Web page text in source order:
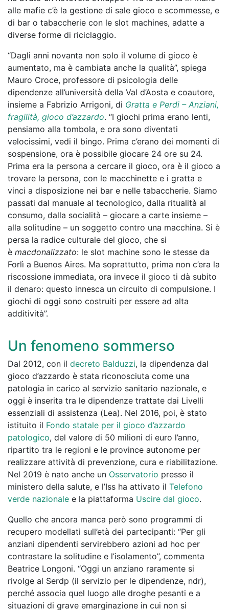
alle mafie c’è la gestione di sale gioco e scommesse, e
di bar o tabaccherie con le slot machines, adatte a
diverse forme di riciclaggio.
“Dagli anni novanta non solo il volume di gioco è
aumentato, ma è cambiata anche la qualità”, spiega
Mauro Croce, professore di psicologia delle
dipendenze all’università della Val d’Aosta e coautore,
insieme a Fabrizio Arrigoni, di Gratta e Perdi – Anziani,
fragilità, gioco d’azzardo. “I giochi prima erano lenti,
pensiamo alla tombola, e ora sono diventati
velocissimi, vedi il bingo. Prima c’erano dei momenti di
sospensione, ora è possibile giocare 24 ore su 24.
Prima era la persona a cercare il gioco, ora è il gioco a
trovare la persona, con le macchinette e i gratta e
vinci a disposizione nei bar e nelle tabaccherie. Siamo
passati dal manuale al tecnologico, dalla ritualità al
consumo, dalla socialità – giocare a carte insieme –
alla solitudine – un soggetto contro una macchina. Si è
persa la radice culturale del gioco, che si
è macdonalizzato: le slot machine sono le stesse da
Forlì a Buenos Aires. Ma soprattutto, prima non c’era la
riscossione immediata, ora invece il gioco ti dà subito
il denaro: questo innesca un circuito di compulsione. I
giochi di oggi sono costruiti per essere ad alta
additività”.
Un fenomeno sommerso
Dal 2012, con il decreto Balduzzi, la dipendenza dal
gioco d’azzardo è stata riconosciuta come una
patologia in carico al servizio sanitario nazionale, e
oggi è inserita tra le dipendenze trattate dai Livelli
essenziali di assistenza (Lea). Nel 2016, poi, è stato
istituito il Fondo statale per il gioco d’azzardo
patologico, del valore di 50 milioni di euro l’anno,
ripartito tra le regioni e le province autonome per
realizzare attività di prevenzione, cura e riabilitazione.
Nel 2019 è nato anche un Osservatorio presso il
ministero della salute, e l’Iss ha attivato il Telefono
verde nazionale e la piattaforma Uscire dal gioco.
Quello che ancora manca però sono programmi di
recupero modellati sull’età dei partecipanti: “Per gli
anziani dipendenti servirebbero azioni ad hoc per
contrastare la solitudine e l’isolamento”, commenta
Beatrice Longoni. “Oggi un anziano raramente si
rivolge al Serdp (il servizio per le dipendenze, ndr),
perché associa quel luogo alle droghe pesanti e a
situazioni di grave emarginazione in cui non si